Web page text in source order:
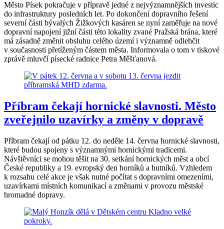
Město Písek pokračuje v přípravě jedné z nejvýznamnějších investic
do infrastruktury posledních let. Po dokončení dopravního řešení
severní části bývalých Žižkových kasáren se nyní zaměřuje na nové
dopravní napojení jižní části této lokality zvané Pražská brána, které
má zásadně změnit obsluhu celého území i významně odlehčit
v současnosti přetíženým částem města. Informovala o tom v tiskové
zprávě mluvčí písecké radnice Petra Měšťanová.
Příbram čekají hornické slavnosti. Město
zveřejnilo uzavírky a změny v dopravě
Příbram čekají od pátku 12. do neděle 14. června hornické slavnosti,
které budou spojeny s významnými hornickými tradicemi.
Návštěvníci se mohou těšit na 30. setkání hornických měst a obcí
České republiky a 19. evropský den horníků a hutníků. Vzhledem
k rozsahu celé akce je však nutné počítat s dopravními omezeními,
uzavírkami místních komunikací a změnami v provozu městské
hromadné dopravy.